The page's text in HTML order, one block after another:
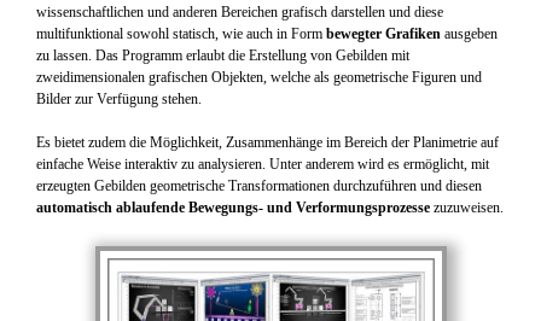
wissenschaftlichen und anderen Bereichen grafisch darstellen und diese
multifunktional sowohl statisch, wie auch in Form bewegter Grafiken ausgeben
zu lassen. Das Programm erlaubt die Erstellung von Gebilden mit
zweidimensionalen grafischen Objekten, welche als geometrische Figuren und
Bilder zur Verfügung stehen.
Es bietet zudem die Möglichkeit, Zusammenhänge im Bereich der Planimetrie auf
einfache Weise interaktiv zu analysieren. Unter anderem wird es ermöglicht, mit
erzeugten Gebilden geometrische Transformationen durchzuführen und diesen
automatisch ablaufende Bewegungs- und Verformungsprozesse zuzuweisen.